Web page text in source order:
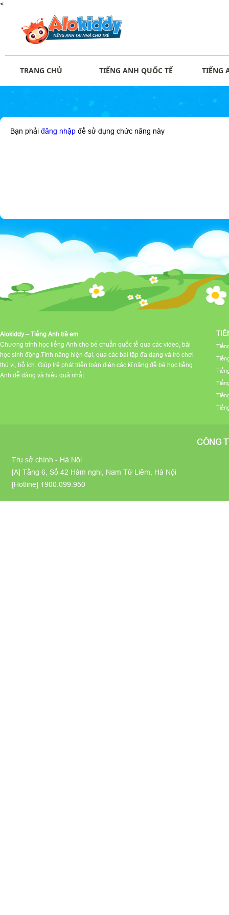
<
TRANG CHỦ TIẾNG ANH QUỐC TẾ TIẾNG
Bạn phải đăng nhập để sử dụng chức năng này
Alokiddy – Tiếng Anh trẻ em
Chương trình học tiếng Anh cho bé chuẩn quốc tế qua các video, bài
học sinh động.Tính năng hiện đại, qua các bài tập đa dạng và trò chơi
thú vị, bổ ích. Giúp trẻ phát triển toàn diện các kĩ năng để bé học tiếng
Anh dễ dàng và hiệu quả nhất.
CÔNG
Trụ sở chính - Hà Nội
[A] Tầng 6, Số 42 Hàm nghi, Nam Từ Liêm, Hà Nội
[Hotline] 1900.099.950